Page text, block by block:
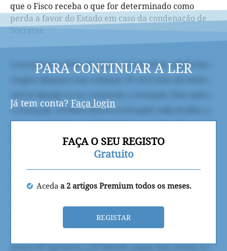
que o Fisco receba o que for determinado como
perda a favor do Estado em caso da condenação de
Sócrates.
PARA CONTINUAR A LER
Já tem conta? Faça login
FAÇA O SEU REGISTO
Gratuito
Aceda a 2 artigos Premium todos os meses.
REGISTAR